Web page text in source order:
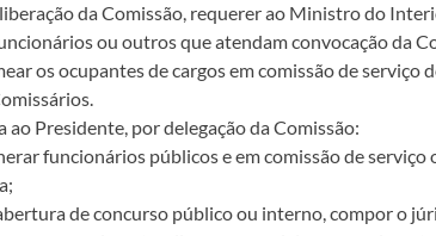
da Comissão, requerer ao Ministro do
ou outros que atendam convocação da
os ocupantes de cargos em comissão de serviço
ao Presidente, por delegação da Comissão:
funcionários públicos e em comissão de serviço
de concurso público ou interno, compor o